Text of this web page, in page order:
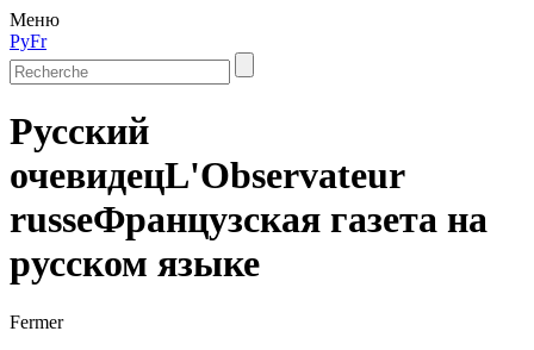
Меню
РуFr
Русский
очевидецL'Observateur
russeФранцузская газета на
русском языке
Fermer